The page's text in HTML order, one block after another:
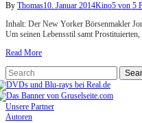
By Thomas10. Januar 2014Kino5 von 5
Inhalt: Der New Yorker Börsenmakler
Um seinen Lebensstil samt
Read More
Unsere Partner
Autoren